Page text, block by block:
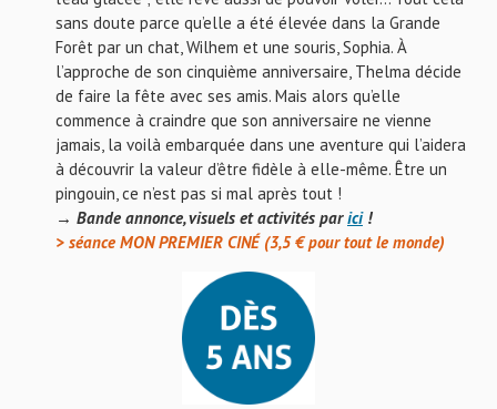
sans doute parce qu’elle a été élevée dans la Grande
Forêt par un chat, Wilhem et une souris, Sophia. À
l’approche de son cinquième anniversaire, Thelma décide
de faire la fête avec ses amis. Mais alors qu’elle
commence à craindre que son anniversaire ne vienne
jamais, la voilà embarquée dans une aventure qui l’aidera
à découvrir la valeur d’être fidèle à elle-même. Être un
pingouin, ce n’est pas si mal après tout !
→ Bande annonce, visuels et activités parici!
> séance MON PREMIER CINÉ (3,5 € pour tout le monde)